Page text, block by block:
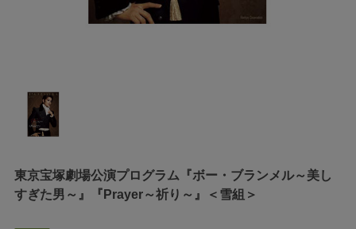
東京宝塚劇場公演プログラム『ボー・ブランメル～美し
すぎた男～』『Prayer～祈り～』＜雪組＞